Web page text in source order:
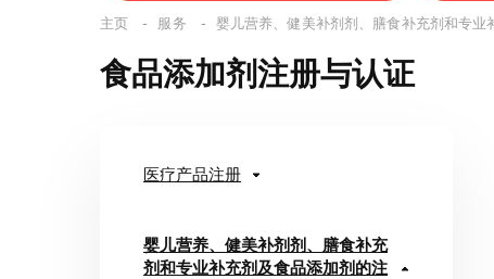
主页 - 服务 - 婴儿营养、健美补剂剂、膳食补充剂和专业
食品添加剂注册与认证
医疗产品注册
婴儿营养、健美补剂剂、膳食补充
剂和专业补充剂及食品添加剂的注